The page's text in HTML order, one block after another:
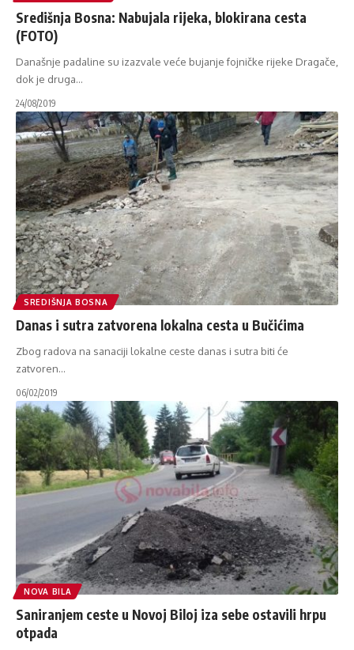
Središnja Bosna: Nabujala rijeka, blokirana cesta
(FOTO)
Današnje padaline su izazvale veće bujanje fojničke rijeke Dragače,
dok je druga…
24/08/2019
SREDIŠNJA BOSNA
Danas i sutra zatvorena lokalna cesta u Bučićima
Zbog radova na sanaciji lokalne ceste danas i sutra biti će
zatvoren…
06/02/2019
NOVA BILA
Saniranjem ceste u Novoj Biloj iza sebe ostavili hrpu
otpada